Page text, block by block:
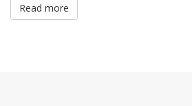
Read more